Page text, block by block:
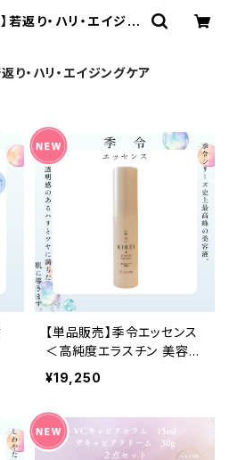
若返り・ハリ・エイジン
返り・ハリ・エイジングケア
【単品販売】季令エッセンス
＜高純度エラスチン 美容液
＞
¥19,250